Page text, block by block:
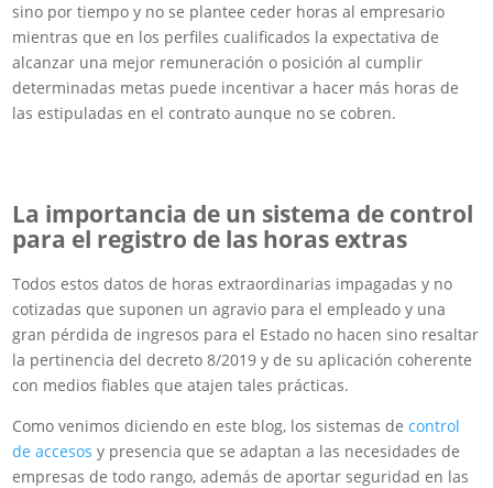
sino por tiempo y no se plantee ceder horas al empresario
mientras que en los perfiles cualificados la expectativa de
alcanzar una mejor remuneración o posición al cumplir
determinadas metas puede incentivar a hacer más horas de
las estipuladas en el contrato aunque no se cobren.
La importancia de un sistema de control
para el registro de las horas extras
Todos estos datos de horas extraordinarias impagadas y no
cotizadas que suponen un agravio para el empleado y una
gran pérdida de ingresos para el Estado no hacen sino resaltar
la pertinencia del decreto 8/2019 y de su aplicación coherente
con medios fiables que atajen tales prácticas.
Como venimos diciendo en este blog, los sistemas decontrol
de accesos y presencia que se adaptan a las necesidades de
empresas de todo rango, además de aportar seguridad en las